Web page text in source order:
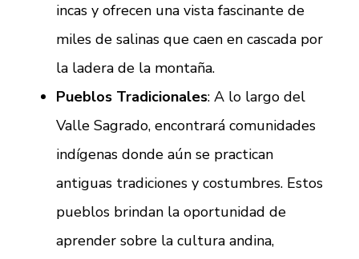
incas y ofrecen una vista fascinante de
miles de salinas que caen en cascada por
la ladera de la montaña.
Pueblos Tradicionales: A lo largo del
Valle Sagrado, encontrará comunidades
indígenas donde aún se practican
antiguas tradiciones y costumbres. Estos
pueblos brindan la oportunidad de
aprender sobre la cultura andina,